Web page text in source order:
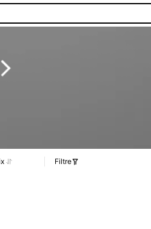
Filtre